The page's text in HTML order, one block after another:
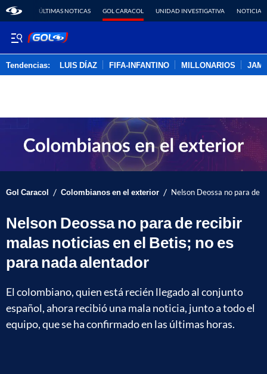
ÚLTIMAS NOTICAS GOL CARACOL UNIDAD INVESTIGATIVA NOTICIAS
Tendencias: LUIS DÍAZ FIFA-INFANTINO MILLONARIOS
Gol Caracol / Colombianos en el exterior / Nelson Deossa no para de
Nelson Deossa no para de recibir
malas noticias en el Betis; no es
para nada alentador
El colombiano, quien está recién llegado al conjunto
español, ahora recibió una mala noticia, junto a todo el
equipo, que se ha confirmado en las últimas horas.